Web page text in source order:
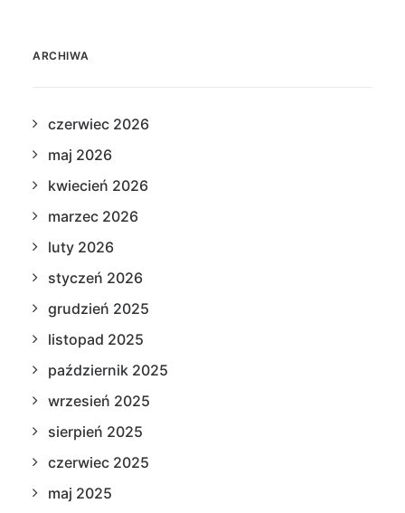
ARCHIWA
czerwiec 2026
maj 2026
kwiecień 2026
marzec 2026
luty 2026
styczeń 2026
grudzień 2025
listopad 2025
październik 2025
wrzesień 2025
sierpień 2025
czerwiec 2025
maj 2025